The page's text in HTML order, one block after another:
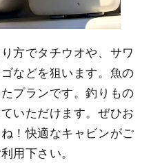
方でタチウオや、サワ
などを狙います。魚の
プランです。釣りもの
いただけます。ぜひお
！快適なキャビンがご
用下さい。